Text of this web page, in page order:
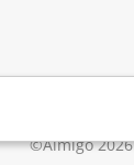
©Aimigo 2026